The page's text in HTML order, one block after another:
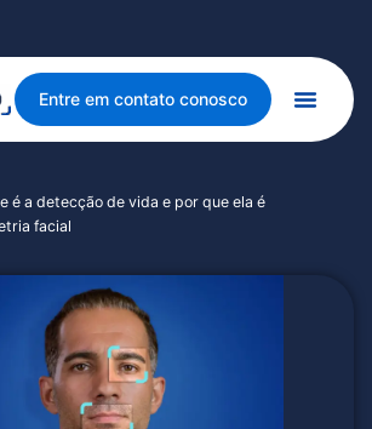
Entre em contato conosco
é a detecção de vida e por que ela é
facial